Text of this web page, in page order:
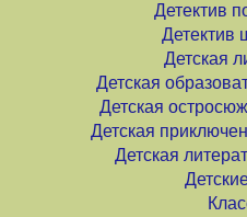
Детектив
Детектив
Детская
Детская
Детская
Детская
Детская